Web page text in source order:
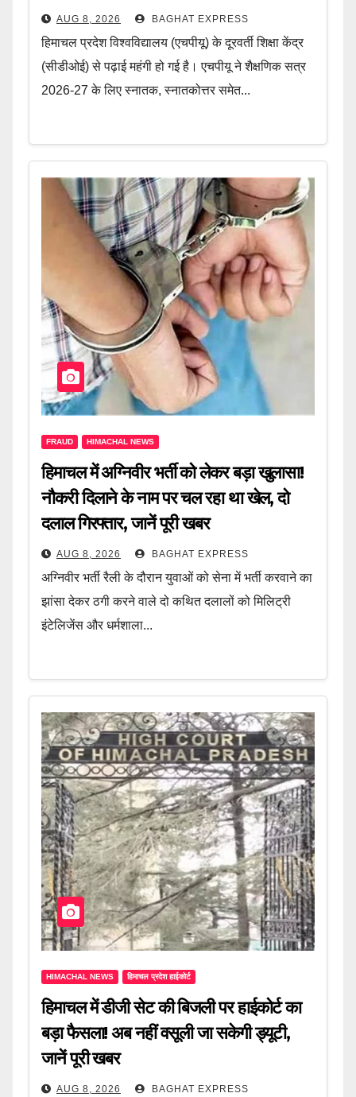
AUG 8, 2026 BAGHAT EXPRESS
हिमाचल प्रदेश विश्वविद्यालय (एचपीयू) के दूरवर्ती शिक्षा केंद्र
(सीडीओई) से पढ़ाई महंगी हो गई है। एचपीयू ने शैक्षणिक सत्र
2026-27 के लिए स्नातक, स्नातकोत्तर समेत...
FRAUD HIMACHAL NEWS
हिमाचल में अग्निवीर भर्ती को लेकर बड़ा खुलासा!
नौकरी दिलाने के नाम पर चल रहा था खेल, दो
दलाल गिरफ्तार, जानें पूरी खबर
AUG 8, 2026 BAGHAT EXPRESS
अग्निवीर भर्ती रैली के दौरान युवाओं को सेना में भर्ती करवाने का
झांसा देकर ठगी करने वाले दो कथित दलालों को मिलिट्री
इंटेलिजेंस और धर्मशाला...
HIMACHAL NEWS हिमाचल प्रदेश हाईकोर्ट
हिमाचल में डीजी सेट की बिजली पर हाईकोर्ट का
बड़ा फैसला! अब नहीं वसूली जा सकेगी ड्यूटी,
जानें पूरी खबर
AUG 8, 2026 BAGHAT EXPRESS